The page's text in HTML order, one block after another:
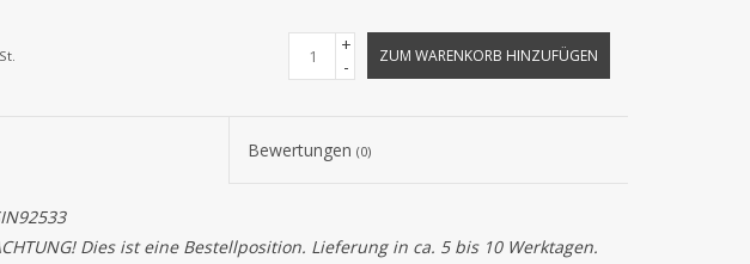
+
-
ZUM WARENKORB HINZUFÜGEN
Bewertungen(0)
Dies ist eine Bestellposition. Lieferung in ca. 5 bis 10 Werktagen.